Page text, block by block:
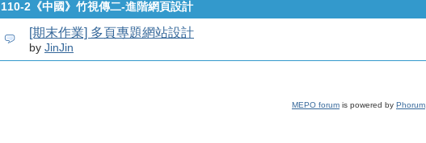
110-2《中國》竹視傳二-進階網頁設計
[期末作業] 多頁專題網站設計
by JinJin
MEPO forum is powered by Phorum